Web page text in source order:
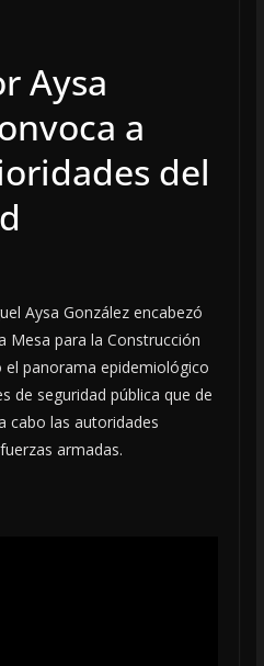
Aysa
a
del
Aysa González encabezó
Mesa para la Construcción
el panorama epidemiológico
de seguridad pública que de
cabo las autoridades
armadas.